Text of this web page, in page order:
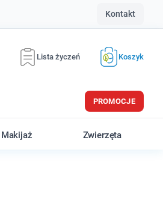
Kontakt
Lista życzeń Koszyk
PROMOCJE
Makijaż Zwierzęta